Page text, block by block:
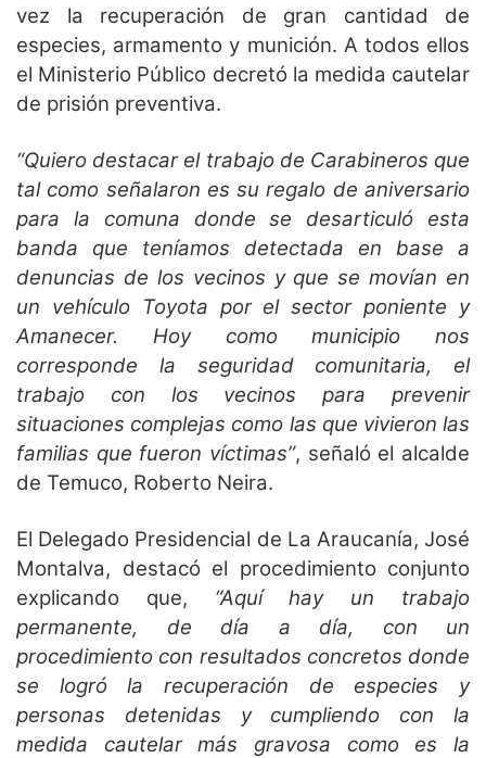
vez la recuperación de gran cantidad de
especies, armamento y munición. A todos ellos
el Ministerio Público decretó la medida cautelar
de prisión preventiva.
“Quiero destacar el trabajo de Carabineros que
tal como señalaron es su regalo de aniversario
para la comuna donde se desarticuló esta
banda que teníamos detectada en base a
denuncias de los vecinos y que se movían en
un vehículo Toyota por el sector poniente y
Amanecer. Hoy como municipio nos
corresponde la seguridad comunitaria, el
trabajo con los vecinos para prevenir
situaciones complejas como las que vivieron las
familias que fueron víctimas”, señaló el alcalde
de Temuco, Roberto Neira.
El Delegado Presidencial de La Araucanía, José
Montalva, destacó el procedimiento conjunto
explicando que, “Aquí hay un trabajo
permanente, de día a día, con un
procedimiento con resultados concretos donde
se logró la recuperación de especies y
personas detenidas y cumpliendo con la
medida cautelar más gravosa como es la